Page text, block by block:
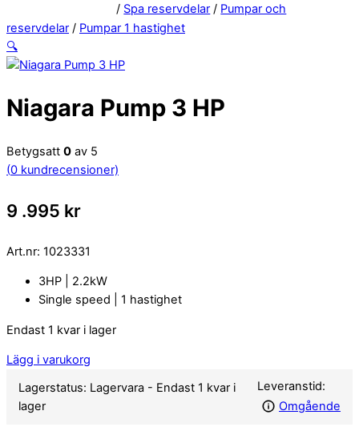
/ Spa reservdelar / Pumpar och
reservdelar / Pumpar 1 hastighet
🔍
Niagara Pump 3 HP
Betygsatt 0 av 5
(0 kundrecensioner)
9 .995 kr
Art.nr: 1023331
3HP | 2.2kW
Single speed | 1 hastighet
Endast 1 kvar i lager
Lägg i varukorg
Lagerstatus: Lagervara - Endast 1 kvar i
lager
Leveranstid:
Omgående